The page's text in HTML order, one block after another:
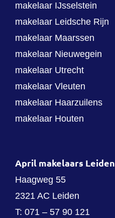
makelaar IJsselstein
makelaar Leidsche Rijn
makelaar Maarssen
makelaar Nieuwegein
makelaar Utrecht
makelaar Vleuten
makelaar Haarzuilens
makelaar Houten
April makelaars Leiden
Haagweg 55
2321 AC Leiden
T: 071 – 57 90 121